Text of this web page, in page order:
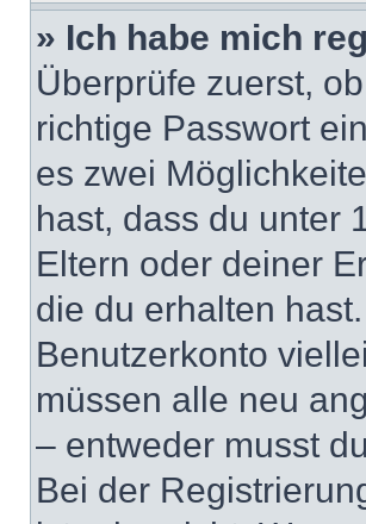
» Ich habe mich
Überprüfe zuerst,
richtige Passwort
es zwei
hast, dass du unter
Eltern oder deiner
die du erhalten
Benutzerkonto
müssen alle neu
– entweder musst
Bei der